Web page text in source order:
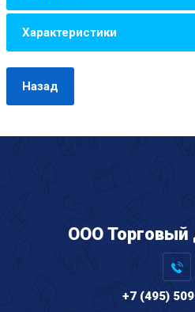
Характеристики
Назад
ООО Торговый
+7 (495)